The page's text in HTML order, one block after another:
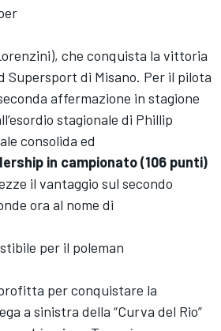
che conquista la vittoria
Supersport di Misano. Per il pilota
affermazione in stagione
stagionale di Phillip
consolida ed
in campionato (106 punti)
il vantaggio sul secondo
ora al nome di
per il poleman
per conquistare la
a sinistra della “Curva del Rio”